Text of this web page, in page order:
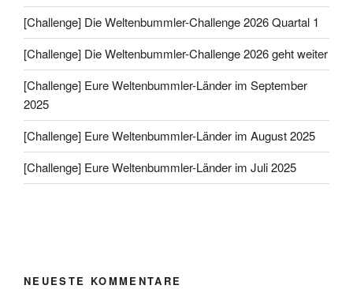
[Challenge] Die Weltenbummler-Challenge 2026 Quartal 1
[Challenge] Die Weltenbummler-Challenge 2026 geht weiter
[Challenge] Eure Weltenbummler-Länder im September
2025
[Challenge] Eure Weltenbummler-Länder im August 2025
[Challenge] Eure Weltenbummler-Länder im Juli 2025
NEUESTE KOMMENTARE